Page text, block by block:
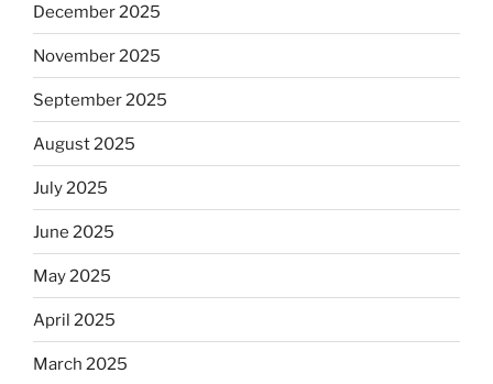
December 2025
November 2025
September 2025
August 2025
July 2025
June 2025
May 2025
April 2025
March 2025